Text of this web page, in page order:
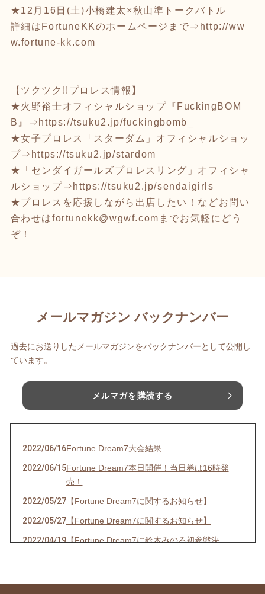
★12月16日(土)小橋建太×秋山準トークバトル
詳細はFortuneKKのホームページまで⇒ http://ww
w.fortune-kk.com
【ツクツク!!プロレス情報】
★火野裕士オフィシャルショップ『FuckingBOM
B』⇒ https://tsuku2.jp/fuckingbomb_
★女子プロレス「スターダム」オフィシャルショッ
プ⇒ https://tsuku2.jp/stardom
★「センダイガールズプロレスリング」オフィシャ
ルショップ⇒ https://tsuku2.jp/sendaigirls
★プロレスを応援しながら出店したい！などお問い
合わせはfortunekk@wgwf.comまでお気軽にどう
ぞ！
メールマガジン バックナンバー
過去にお送りしたメールマガジンをバックナンバーとして公開し
ています。
メルマガを購読する
2022/06/16Fortune Dream7大会結果
2022/06/15Fortune Dream7本日開催！当日券は16時発
売！
2022/05/27【Fortune Dream7に関するお知らせ】
2022/05/27【Fortune Dream7に関するお知らせ】
2022/04/19【Fortune Dream7に鈴木みのる初参戦決